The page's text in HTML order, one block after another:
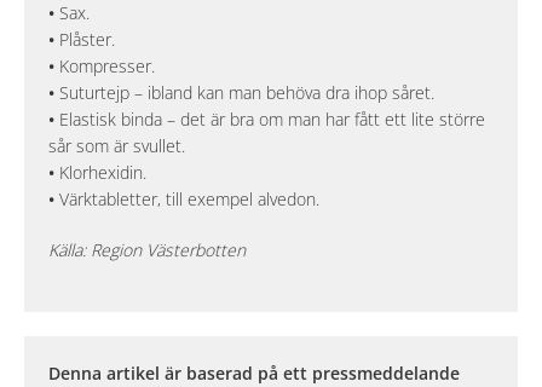
• Sax.
• Plåster.
• Kompresser.
• Suturtejp – ibland kan man behöva dra ihop såret.
• Elastisk binda – det är bra om man har fått ett lite större
sår som är svullet.
• Klorhexidin.
• Värktabletter, till exempel alvedon.
Källa: Region Västerbotten
Denna artikel är baserad på ett pressmeddelande